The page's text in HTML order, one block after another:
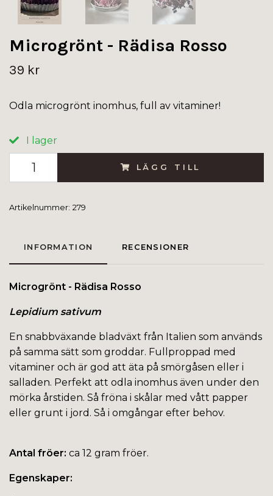
Microgrönt - Rädisa Rosso
39 kr
Odla microgrönt inomhus, full av vitaminer!
I lager
LÄGG TILL
Artikelnummer: 279
INFORMATION RECENSIONER
Microgrönt - Rädisa Rosso
Lepidium sativum
En snabbväxande bladväxt från Italien som används
på samma sätt som groddar. Fullproppad med
vitaminer och är god att äta på smörgåsen eller i
salladen. Perfekt att odla inomhus även under den
mörka årstiden. Så fröna i skålar med vått papper
eller grunt i jord. Så i omgångar efter behov.
Antal fröer: ca 12 gram fröer.
Egenskaper: